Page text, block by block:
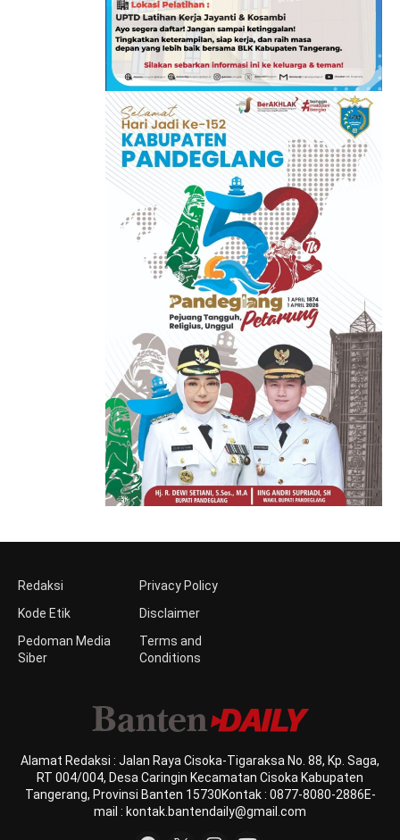
Redaksi
Kode Etik
Pedoman Media
Siber
Privacy Policy
Disclaimer
Terms and
Conditions
Alamat Redaksi : Jalan Raya Cisoka-Tigaraksa No. 88, Kp. Saga,
RT 004/004, Desa Caringin Kecamatan Cisoka Kabupaten
Tangerang, Provinsi Banten 15730Kontak : 0877-8080-2886E-
mail : kontak.bantendaily@gmail.com